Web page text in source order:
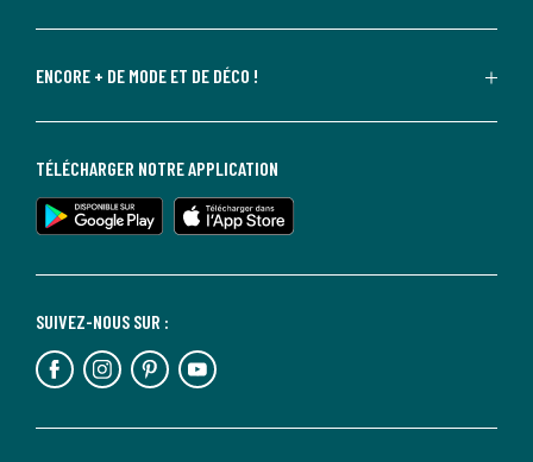
ENCORE + DE MODE ET DE DÉCO !
SUIVEZ-NOUS SUR :
TÉLÉCHARGER NOTRE APPLICATION